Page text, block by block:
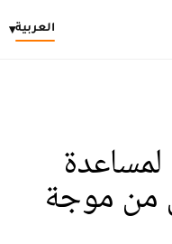
العربية▾
لمساعدة
من موجة